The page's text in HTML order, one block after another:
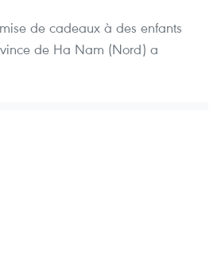
de cadeaux à des enfants
de Ha Nam (Nord) a